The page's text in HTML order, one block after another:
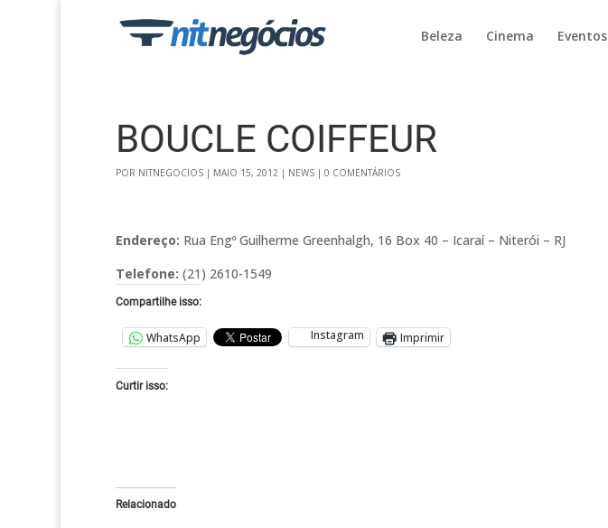
Beleza Cinema Eventos
BOUCLE COIFFEUR
POR NITNEGOCIOS| MAIO 15, 2012| NEWS| 0 COMENTÁRIOS
Endereço: Rua Engº Guilherme Greenhalgh, 16 Box 40 – Icaraí – Niterói – RJ
Telefone: (21) 2610-1549
Compartilhe isso:
WhatsApp Instagram Imprimir
Curtir isso:
Relacionado